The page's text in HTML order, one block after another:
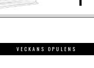
VECKANS OPULENS